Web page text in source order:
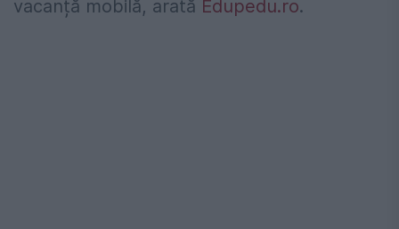
vacanță mobilă, arată Edupedu.ro.